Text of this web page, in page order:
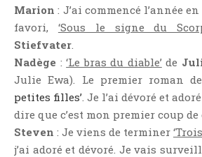
Marion : J’ai commencé l’année
favori, ‘Sous le signe du
Stiefvater
Nadège :‘Le bras du diable’ de
Julie Ewa). Le premier roman
petites filles’ . Je l’ai dévoré et
dire que c’est mon premier coup de
Steven : Je viens de terminer
j’ai adoré et dévoré. Je vais